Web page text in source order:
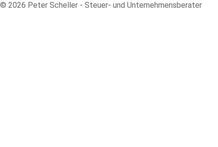
© 2026 Peter Scheller - Steuer- und Unternehmensberater